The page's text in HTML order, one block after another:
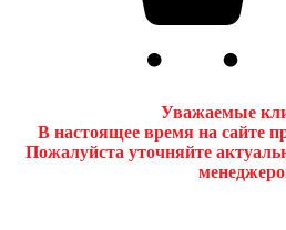
Уважаемые
В настоящее время на сайте
Пожалуйста уточняйте